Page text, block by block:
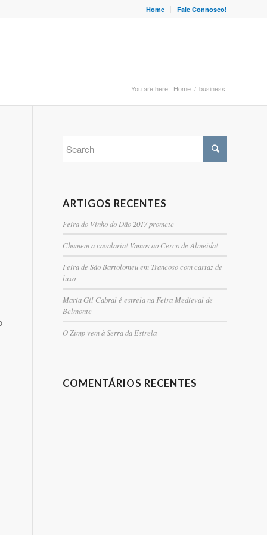
Home Fale Connosco!
You are here: Home / business
ARTIGOS RECENTES
Feira do Vinho do Dão 2017 promete
Chamem a cavalaria! Vamos ao Cerco de Almeida!
Feira de São Bartolomeu em Trancoso com cartaz de
luxo
Maria Gil Cabral é estrela na Feira Medieval de
Belmonte
O Zimp vem à Serra da Estrela
COMENTÁRIOS RECENTES